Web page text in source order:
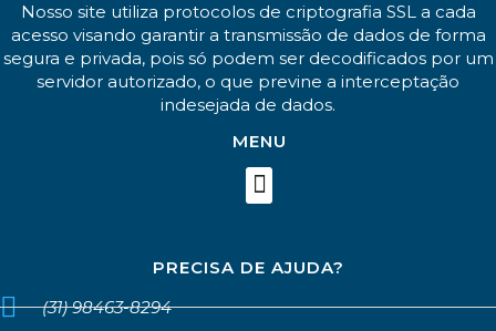
Nosso site utiliza protocolos de criptografia SSL a cada
acesso visando garantir a transmissão de dados de forma
segura e privada, pois só podem ser decodificados por um
servidor autorizado, o que previne a interceptação
indesejada de dados.
MENU
PRECISA DE AJUDA?
(31) 98463-8294